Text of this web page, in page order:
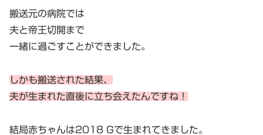
搬送元の病院では
夫と帝王切開まで
一緒に過ごすことができました。
しかも搬送された結果、
夫が生まれた直後に立ち会えたんですね！
結局赤ちゃんは2018 Gで生まれてきました。